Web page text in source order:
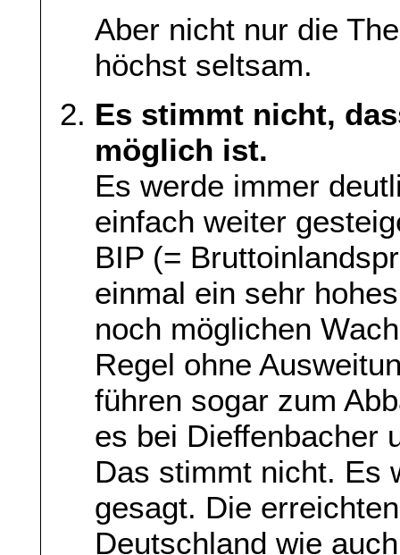
Aber nicht nur die
höchst seltsam.
Es stimmt nicht,
möglich ist.
Es werde immer
einfach weiter
BIP (=
einmal ein sehr
noch möglichen
Regel ohne
führen sogar zum
es bei Dieffenbacher
Das stimmt nicht. Es
gesagt. Die
Deutschland wie